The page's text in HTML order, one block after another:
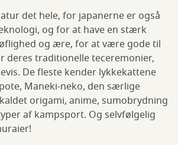
det hele, for japanerne er også
og for at have en stærk
og ære, for at være gode til
deres traditionelle teceremonier,
De fleste kender lykkekattene
Maneki-neko, den særlige
origami, anime, sumobrydning
af kampsport. Og selvfølgelig